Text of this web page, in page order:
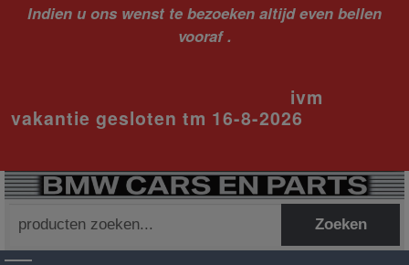
Indien u ons wenst te bezoeken altijd even bellen
vooraf .
ivm
vakantie gesloten tm 16-8-2026
naar:
Zoeken